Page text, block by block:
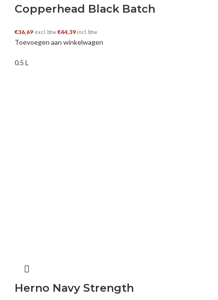
Copperhead Black Batch
€36,69 excl. btw€44,39 incl. btw
Toevoegen aan winkelwagen
0.5 L
Herno Navy Strength